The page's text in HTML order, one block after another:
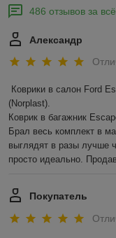
486 отзывов за
Александр
Коврики в салон Ford
(Norplast).
Коврик в багажник
Брал весь комплект в
выглядят в разы лучше
просто идеально.
Покупатель